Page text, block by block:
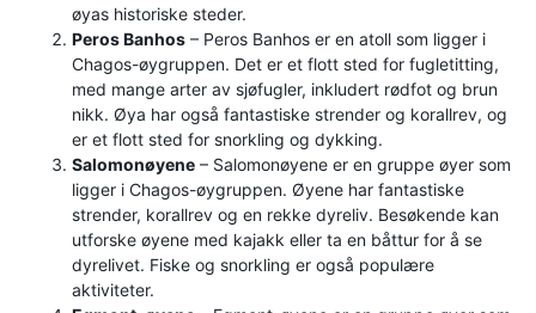
øyas historiske steder.
Peros Banhos – Peros Banhos er en atoll som ligger i
Chagos-øygruppen. Det er et flott sted for fugletitting,
med mange arter av sjøfugler, inkludert rødfot og brun
nikk. Øya har også fantastiske strender og korallrev, og
er et flott sted for snorkling og dykking.
Salomonøyene – Salomonøyene er en gruppe øyer som
ligger i Chagos-øygruppen. Øyene har fantastiske
strender, korallrev og en rekke dyreliv. Besøkende kan
utforske øyene med kajakk eller ta en båttur for å se
dyrelivet. Fiske og snorkling er også populære
aktiviteter.